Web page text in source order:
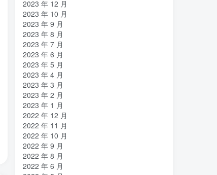
2023 年 12 月
2023 年 10 月
2023 年 9 月
2023 年 8 月
2023 年 7 月
2023 年 6 月
2023 年 5 月
2023 年 4 月
2023 年 3 月
2023 年 2 月
2023 年 1 月
2022 年 12 月
2022 年 11 月
2022 年 10 月
2022 年 9 月
2022 年 8 月
2022 年 6 月